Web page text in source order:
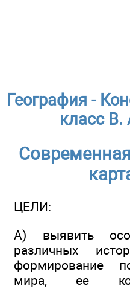
География -
класс В.
ЦЕЛИ:
А) выявить
различных
формирование
мира, ее